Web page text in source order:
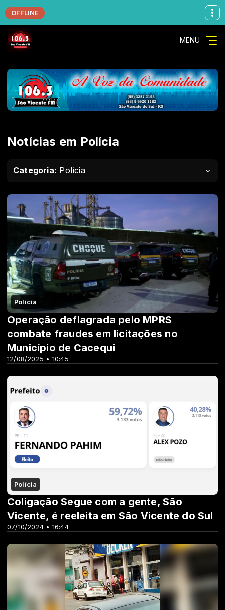
OFFLINE
MENU
Notícias em Polícia
Categoria: Polícia
Polícia
12/08/2025 • 10:45
Operação deflagrada pelo MPRS
combate fraudes em licitações no
Município de Cacequi
Polícia
07/10/2024 • 16:44
Coligação Segue com a gente, São
Vicente, é reeleita em São Vicente do Sul